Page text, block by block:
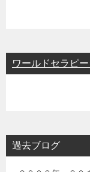
ワールドセラピ
過去ブログ